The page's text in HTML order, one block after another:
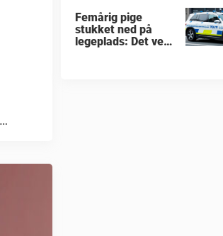
Femårig pige
stukket ned på
legeplads: Det ved